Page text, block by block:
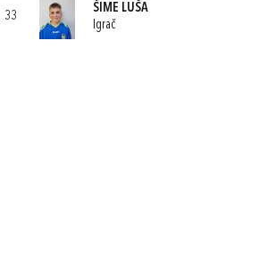
33
ŠIME LUŠA
Igrač